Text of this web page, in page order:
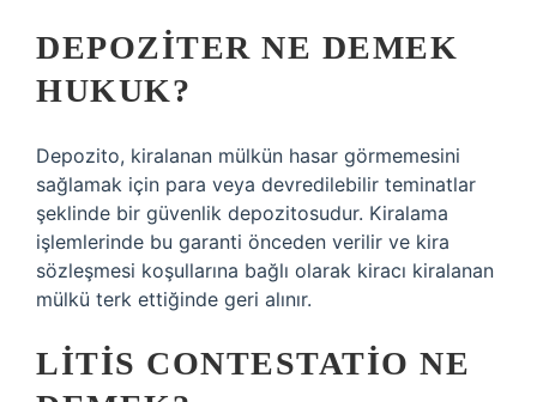
DEPOZITER NE DEMEK
HUKUK?
Depozito, kiralanan mülkün hasar görmemesini
sağlamak için para veya devredilebilir teminatlar
şeklinde bir güvenlik depozitosudur. Kiralama
işlemlerinde bu garanti önceden verilir ve kira
sözleşmesi koşullarına bağlı olarak kiracı kiralanan
mülkü terk ettiğinde geri alınır.
LITIS CONTESTATIO NE